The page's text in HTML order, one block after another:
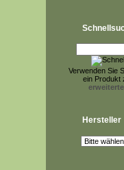
Verwenden Sie
ein Produkt
Hersteller